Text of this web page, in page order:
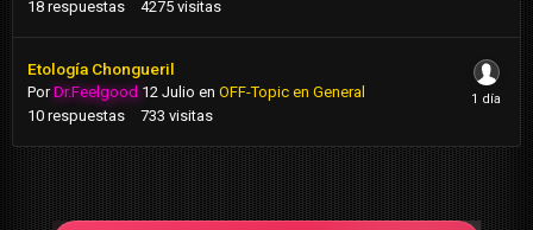
18 respuestas 4275 visitas
Etología Chongueril
PorDr.Feelgood 12 Julio en OFF-Topic en General
10 respuestas 733 visitas